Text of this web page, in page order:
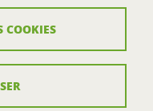
COOKIES